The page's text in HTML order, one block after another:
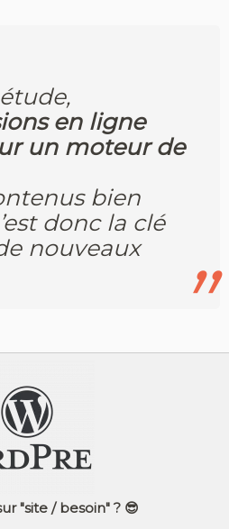
en ligne
un moteur de
bien
donc la clé
nouveaux
"site / besoin" ? 😎